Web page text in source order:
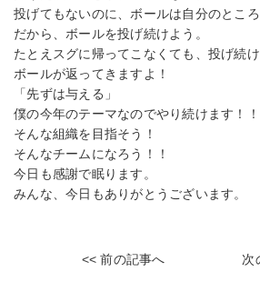
投げてもないのに、ボールは自分のところ
だから、ボールを投げ続けよう。
たとえスグに帰ってこなくても、投げ続
ボールが返ってきますよ！
「先ずは与える」
僕の今年のテーマなのでやり続けます！！
そんな組織を目指そう！
そんなチームになろう！！
今日も感謝で眠ります。
みんな、今日もありがとうございます。
<< 前の記事へ 次